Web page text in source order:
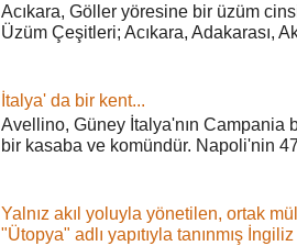
Acıkara, Göller yöresine bir üzüm
Üzüm Çeşitleri; Acıkara, Adakarası,
İtalya' da bir kent...
Avellino, Güney İtalya'nın
bir kasaba ve komündür. Napoli'nin
Yalnız akıl yoluyla yönetilen, ortak
"Ütopya" adlı yapıtıyla tanınmış